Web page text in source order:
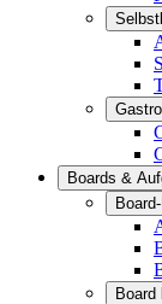
Boards &
Board